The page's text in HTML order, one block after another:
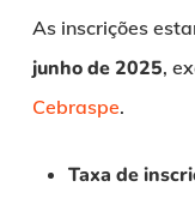
As inscrições
junho de 2025,
Cebraspe.
Taxa de